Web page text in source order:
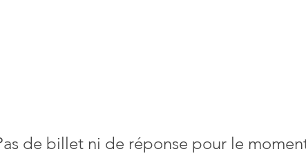
de billet ni de réponse pour le